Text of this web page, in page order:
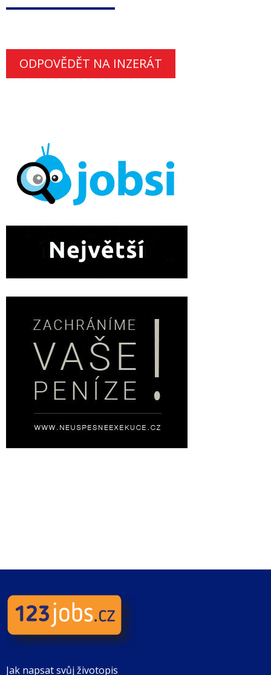
ODPOVĚDĚT NA INZERÁT
Jak napsat svůj životopis